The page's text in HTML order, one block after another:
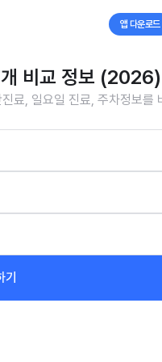
앱 다운로드
비교 정보 (2026)
료, 일요일 진료, 주차정보를